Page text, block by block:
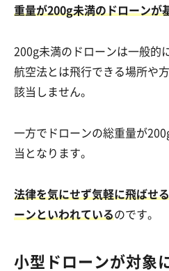
重量が200g未満のドローンが
200g未満のドローンは一般的
航空法とは飛行できる場所や
該当しません。
一方でドローンの総重量が
当となります。
法律を気にせず気軽に飛ばせ
ーンといわれているのです。
小型ドローンが対象